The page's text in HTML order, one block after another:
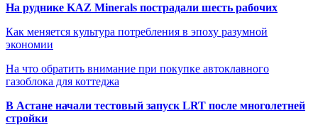
На руднике KAZ Minerals пострадали шесть рабочих
Как меняется культура потребления в эпоху разумной
экономии
На что обратить внимание при покупке автоклавного
газоблока для коттеджа
В Астане начали тестовый запуск LRT после многолетней
стройки